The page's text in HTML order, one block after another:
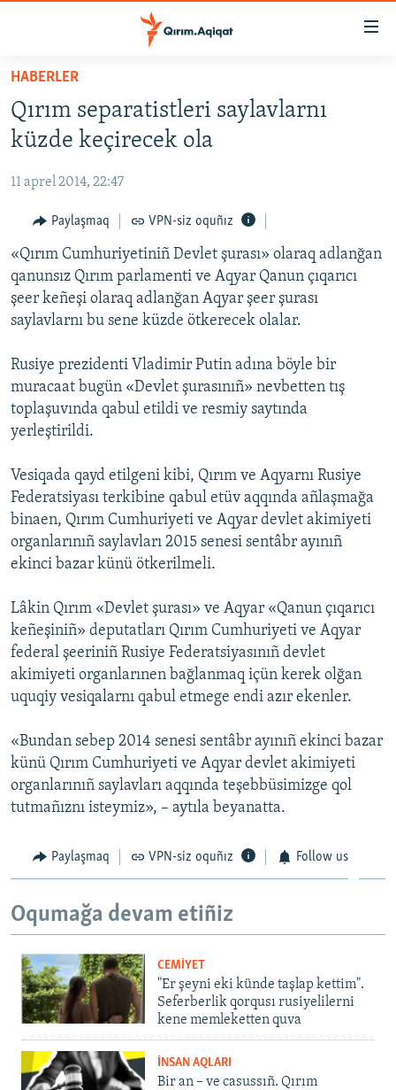
Esas
qaytmaq
Baş
qaytmaq
qaytmaq
SİYASET
CEMİYET
MEDENİYET
İNSAN AQLARI
VİDEO
SÜRET
FİKİR
Русский
QOŞULIÑIZ!
HABERLER
Qırım separatistleri saylavlarnı
küzde keçirecek ola
11 aprel 2014, 22:47
Paylaşmaq VPN-siz oquñız
«Qırım Cumhuriyetiniñ Devlet şurası» olaraq adlanğan
qanunsız Qırım parlamenti ve Aqyar Qanun çıqarıcı
şeer keñeşi olaraq adlanğan Aqyar şeer şurası
saylavlarnı bu sene küzde ötkerecek olalar.
Rusiye prezidenti Vladimir Putin adına böyle bir
muracaat bugün «Devlet şurasınıñ» nevbetten tış
toplaşuvında qabul etildi ve resmiy saytında
yerleştirildi.
Vesiqada qayd etilgeni kibi, Qırım ve Aqyarnı Rusiye
Federatsiyası terkibine qabul etüv aqqında añlaşmağa
binaen, Qırım Cumhuriyeti ve Aqyar devlet akimiyeti
organlarınıñ saylavları 2015 senesi sentâbr ayınıñ
ekinci bazar künü ötkerilmeli.
Lâkin Qırım «Devlet şurası» ve Aqyar «Qanun çıqarıcı
keñeşiniñ» deputatları Qırım Cumhuriyeti ve Aqyar
federal şeeriniñ Rusiye Federatsiyasınıñ devlet
akimiyeti organlarınen bağlanmaq içün kerek olğan
uquqiy vesiqalarnı qabul etmege endi azır ekenler.
«Bundan sebep 2014 senesi sentâbr ayınıñ ekinci bazar
künü Qırım Cumhuriyeti ve Aqyar devlet akimiyeti
organlarınıñ saylavları aqqında teşebbüsimizge qol
tutmañıznı isteymiz», – aytıla beyanatta.
Paylaşmaq VPN-siz oquñız Follow us
Oqumağa devam etiñiz
CEMİYET
"Er şeyni eki künde taşlap kettim".
Seferberlik qorqusı rusiyelilerni
kene memleketten quva
İNSAN AQLARI
Bir an – ve casussıñ. Qırım